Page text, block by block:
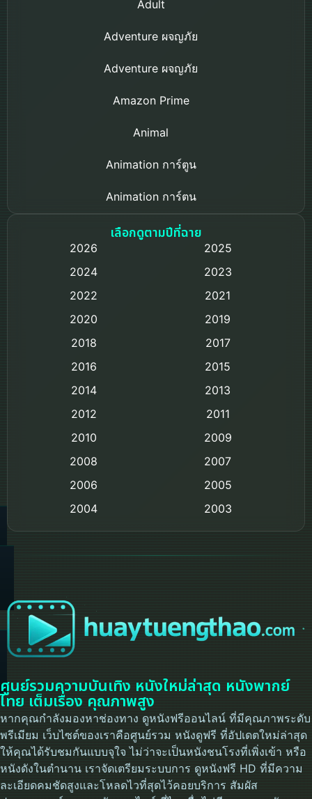
Adult
Adventure ผจญภัย
Adventure ผจญภัย
Amazon Prime
Animal
Animation การ์ตูน
Animation การ์ตูน
Based on a True Story เรื่องจริง
Detective สืบสวน
Disaster
Disney+
Documentary สารคดี
Documentary สารคดี
เลือกดูตามปีที่ฉาย
2026
2025
2024
2023
2022
2021
2020
2019
2018
2017
2016
2015
2014
2013
2012
2011
2010
2009
2008
2007
2006
2005
2004
2003
2002
2000
1999
1998
1995
1988
1986
1983
1962
ศูนย์รวมความบันเทิง หนังใหม่ล่าสุด หนังพากย์
ไทย เต็มเรื่อง คุณภาพสูง
หากคุณกำลังมองหาช่องทาง ดูหนังฟรีออนไลน์ ที่มีคุณภาพระดับ
พรีเมียม เว็บไซต์ของเราคือศูนย์รวม หนังดูฟรี ที่อัปเดตใหม่ล่าสุด
ให้คุณได้รับชมกันแบบจุใจ ไม่ว่าจะเป็นหนังชนโรงที่เพิ่งเข้า หรือ
หนังดังในตำนาน เราจัดเตรียมระบบการ ดูหนังฟรี HD ที่มีความ
ละเอียดคมชัดสูงและโหลดไวที่สุดไว้คอยบริการ สัมผัส